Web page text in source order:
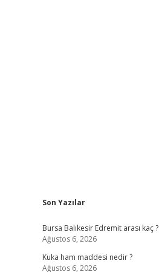
Sidebar
Son Yazılar
Bursa Balıkesir Edremit arası kaç ?
Ağustos 6, 2026
Kuka ham maddesi nedir ?
Ağustos 6, 2026